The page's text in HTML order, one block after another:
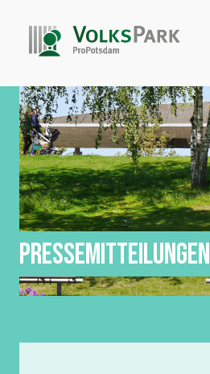
PRESSEMITTEILUNGEN